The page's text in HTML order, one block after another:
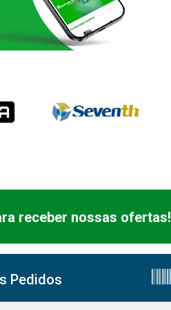
receber nossas ofertas!
Pedidos